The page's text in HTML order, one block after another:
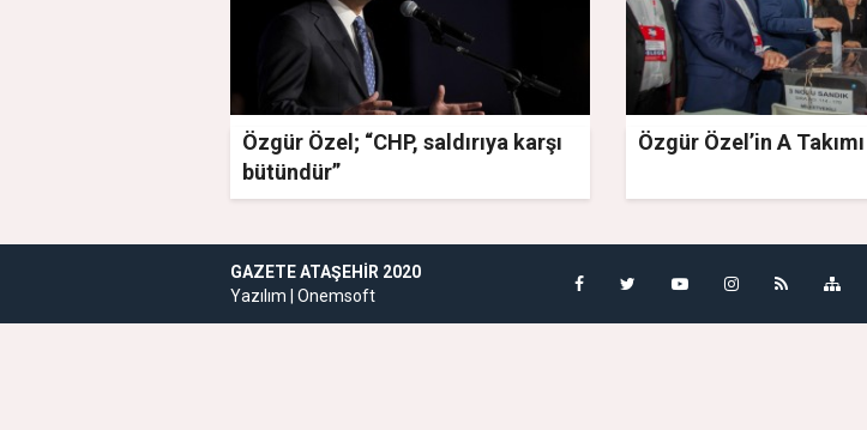
Özgür Özel; “CHP, saldırıya karşı
bütündür”
Özgür Özel’in A
GAZETE ATAŞEHIR 2020
Yazılım | Onemsoft